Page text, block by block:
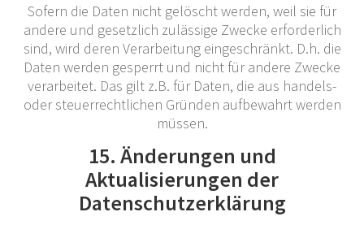
Sofern die Daten nicht gelöscht werden, weil sie für
andere und gesetzlich zulässige Zwecke erforderlich
sind, wird deren Verarbeitung eingeschränkt. D.h. die
Daten werden gesperrt und nicht für andere Zwecke
verarbeitet. Das gilt z.B. für Daten, die aus handels-
oder steuerrechtlichen Gründen aufbewahrt werden
müssen.
15. Änderungen und
Aktualisierungen der
Datenschutzerklärung